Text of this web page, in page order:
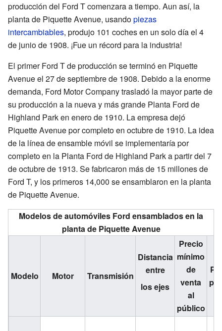
producción del Ford T comenzara a tiempo. Aun así, la
planta de Piquette Avenue, usandopiezas
intercambiables, produjo 101 coches en un solo día el 4
de junio de 1908. ¡Fue un récord para la industria!
El primer Ford T de producción se terminó en Piquette
Avenue el 27 de septiembre de 1908. Debido a la enorme
demanda, Ford Motor Company trasladó la mayor parte de
su producción a la nueva y más grande Planta Ford de
Highland Park en enero de 1910. La empresa dejó
Piquette Avenue por completo en octubre de 1910. La idea
de la línea de ensamble móvil se implementaría por
completo en la Planta Ford de Highland Park a partir del 7
de octubre de 1913. Se fabricaron más de 15 millones de
Ford T, y los primeros 14,000 se ensamblaron en la planta
de Piquette Avenue.
Modelos de automóviles Ford ensamblados en la
planta de Piquette Avenue
Modelo Motor Transmisión
Distancia
entre
los ejes
Precio
mínimo
de
venta
al
público